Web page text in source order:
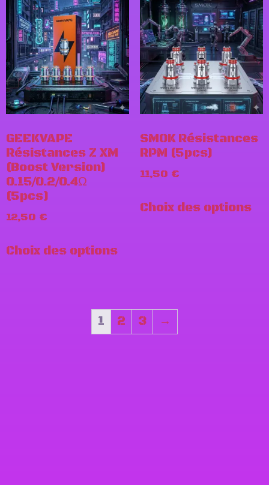
GEEKVAPE
Résistances Z XM
(Boost Version)
0.15/0.2/0.4Ω
(5pcs)
12,50 €
Choix des options
SMOK Résistances
RPM (5pcs)
11,50 €
Choix des options
1 2 3 →